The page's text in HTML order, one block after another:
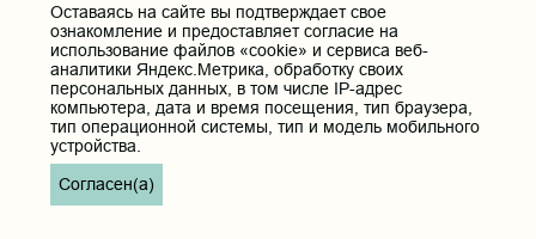
Горького, д. 39 «а».
Телефон приёмной ректора:
8 (3022) 35-43-24
Электронная почта:
pochta@chitgma.ru
Официальная группа «ВКонтакте»:
Официальный канал «Телеграмм»:
Оставаясь на сайте вы подтверждает свое
ознакомление и предоставляет согласие на
использование файлов «cookie» и сервиса веб-
аналитики Яндекс.Метрика, обработку своих
персональных данных, в том числе IP-адрес
компьютера, дата и время посещения, тип браузера,
тип операционной системы, тип и модель мобильного
устройства.
Согласен(а)